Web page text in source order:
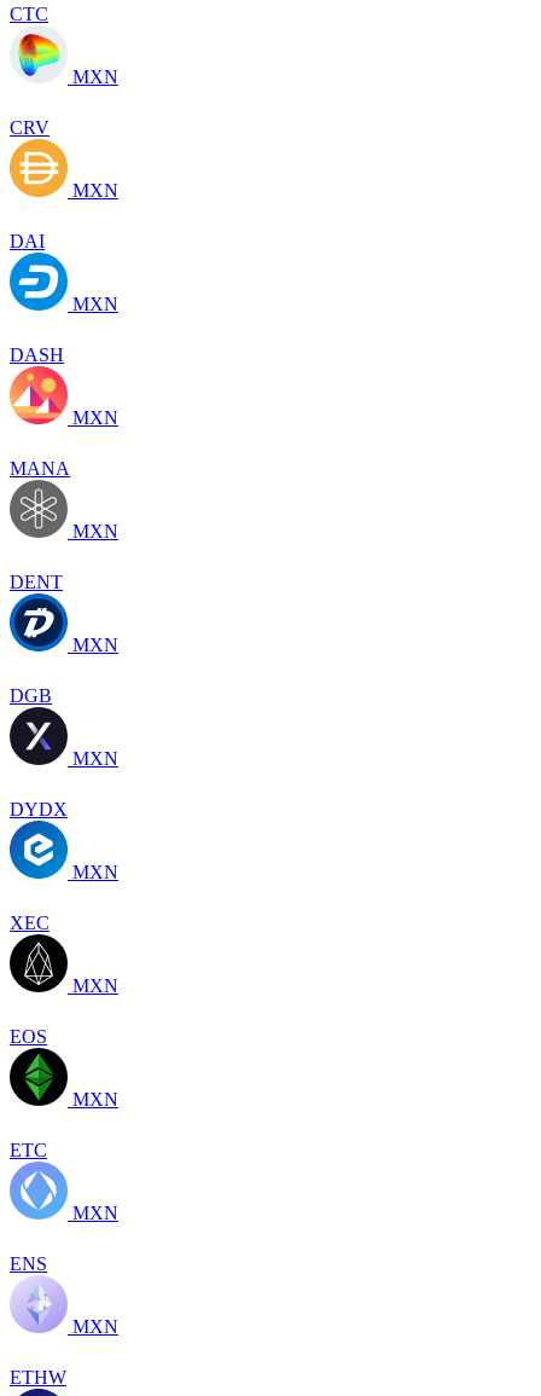
CTC
MXN
CRV
MXN
DAI
MXN
DASH
MXN
MANA
MXN
DENT
MXN
DGB
MXN
DYDX
MXN
XEC
MXN
EOS
MXN
ETC
MXN
ENS
MXN
ETHW